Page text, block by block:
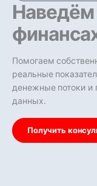
Наведём
Помогаем
реальные
денежные потоки и
данных.
Получить